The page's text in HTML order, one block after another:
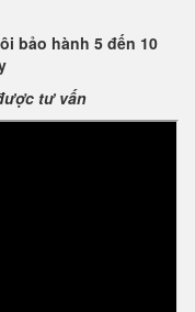
bảo hành 5 đến 10
tư vấn